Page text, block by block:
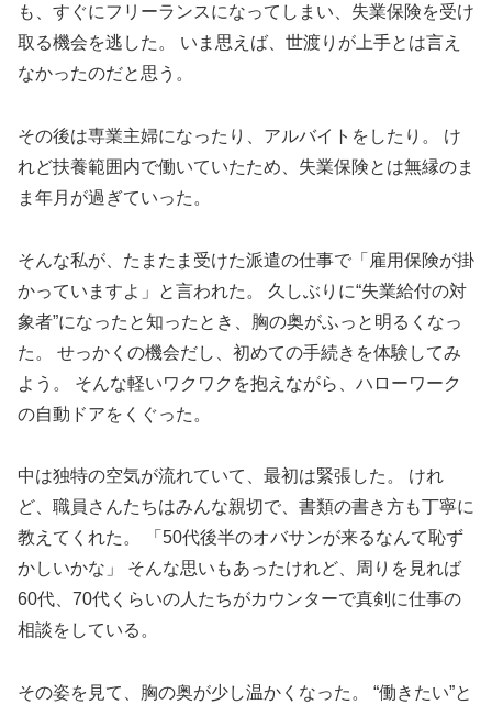
も、すぐにフリーランスになってしまい、失業保険を受け
取る機会を逃した。 いま思えば、世渡りが上手とは言え
なかったのだと思う。
その後は専業主婦になったり、アルバイトをしたり。 け
れど扶養範囲内で働いていたため、失業保険とは無縁のま
ま年月が過ぎていった。
そんな私が、たまたま受けた派遣の仕事で「雇用保険が掛
かっていますよ」と言われた。 久しぶりに“失業給付の対
象者”になったと知ったとき、胸の奥がふっと明るくなっ
た。 せっかくの機会だし、初めての手続きを体験してみ
よう。 そんな軽いワクワクを抱えながら、ハローワーク
の自動ドアをくぐった。
中は独特の空気が流れていて、最初は緊張した。 けれ
ど、職員さんたちはみんな親切で、書類の書き方も丁寧に
教えてくれた。 「50代後半のオバサンが来るなんて恥ず
かしいかな」 そんな思いもあったけれど、周りを見れば
60代、70代くらいの人たちがカウンターで真剣に仕事の
相談をしている。
その姿を見て、胸の奥が少し温かくなった。 “働きたい”と